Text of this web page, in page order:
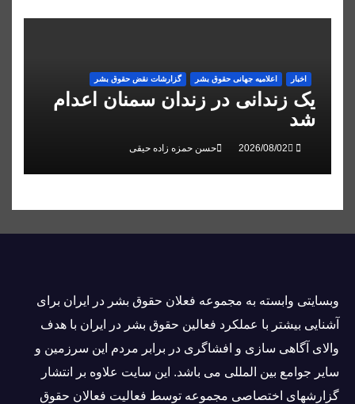
اخبار اعلاميه جهانی حقوق بشر گزارشات نقض حقوق بشر
یک زندانی در زندان سمنان اعدام
شد
حسن حمزه زاده حیقی
وبسايتى وابسته به مجموعه فعلان حقوق بشر در ایران برای
آشنایی بيشتر با عملکرد فعالین حقوق بشر در ایران با هدف
والاى آگاهى سازی و افشاگرى در برابر مردم این سرزمین و
ساير جوامع بین المللى می باشد. این سایت علاوه بر انتشار
گزارشهای اختصاصی مجموعه توسط فعاليت فعالان حقوق